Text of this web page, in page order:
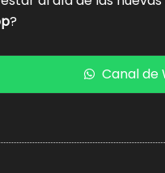
?
Canal de